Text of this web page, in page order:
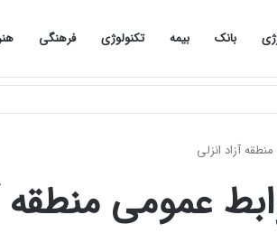
بانک بیمه تکنولوژی فرهنگی
آزاد انزلی
عمومی منطقه